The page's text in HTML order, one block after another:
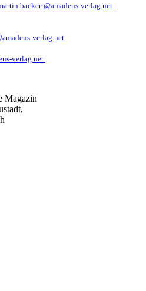
verlag.net
verlag.net
verlag.net
Magazin